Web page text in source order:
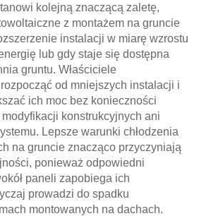
kolejną znaczącą zaletę,
z montażem na gruncie
instalacji w miarę wzrostu
lub gdy staje się dostępna
gruntu. Właściciele
od mniejszych instalacji i
ich moc bez konieczności
konstrukcyjnych ani
Lepsze warunki chłodzenia
na gruncie znacząco przyczyniają
ponieważ odpowiedni
paneli zapobiega ich
prowadzi do spadku
montowanych na dachach.